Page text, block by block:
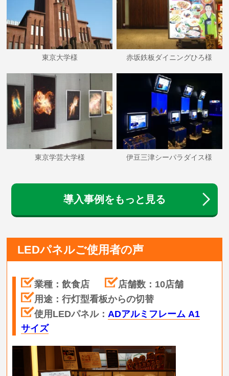
東京大学様 赤坂鉄板ダイニングひろ様
東京学芸大学様 伊豆三津シーパラダイス様
導入事例をもっと見る
LEDパネルご使用者の声
業種：飲食店
店舗数：10店舗
用途：行灯型看板からの切替
使用LEDパネル：ADアルミフレーム A1
サイズ